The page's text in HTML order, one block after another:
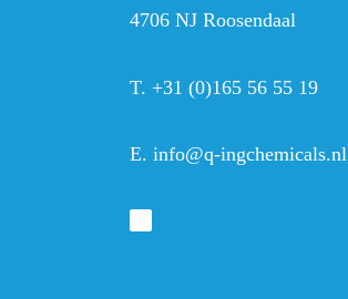
4706 NJ Roosendaal
T. +31 (0)165 56 55 19
E. info@q-ingchemicals.nl